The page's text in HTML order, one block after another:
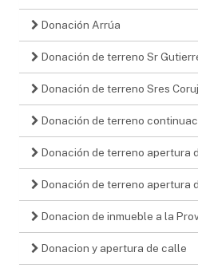
Donación Arrúa
Donación de terreno Sr
Donación de terreno Sres
Donación de terreno
Donación de terreno apertura
Donación de terreno apertura
Donacion de inmueble a la
Donacion y apertura de calle